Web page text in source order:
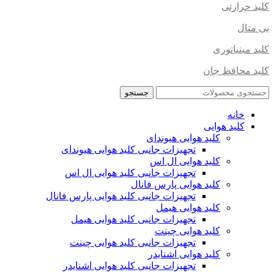
کلید حرارتی
بی متال
کلید مینیاتوری
کلید محافظ جان
جستجو
خانه
کلید هوایی
کلید هوایی هیوندای
تجهیزات جانبی کلید هوایی هیوندای
کلید هوایی ال اس
تجهیزات جانبی کلید هوایی ال اس
کلید هوایی پارس فانال
تجهیزات جانبی کلید هوایی پارس فانال
کلید هوایی هیمل
تجهیزات جانبی کلید هوایی هیمل
کلید هوایی چینت
تجهیزات جانبی کلید هوایی چینت
کلید هوایی اشنایدر
تجهیزات جانبی کلید هوایی اشنایدر